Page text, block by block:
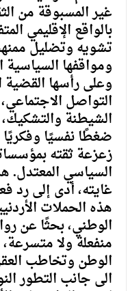
غير المسبوقة من
بالواقع الإقليمي
تشويه وتضليل
ومواقفها السياسية
وعلى رأسها
التواصل
الشيطنة
ضغطًا نفسيًا وفكريًا
زعزعة ثقته
السياسي المعتدل.
غايته، أدى إلى
هذه الحملات
الوطني، بحثًا عن
منفعلة ولا
الوطن وتخاطب
الى جانب التطور